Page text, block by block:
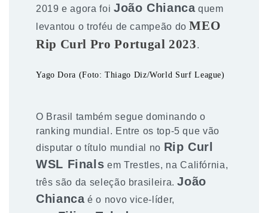
2019 e agora foi João Chiancaquem
levantou o troféu de campeão do MEO
Rip Curl Pro Portugal 2023.
Yago Dora (Foto: Thiago Diz/World Surf League)
O Brasil também segue dominando o
ranking mundial. Entre os top-5 que vão
disputar o título mundial no Rip Curl
WSL Finals em Trestles, na Califórnia,
três são da seleção brasileira.João
Chiancaé o novo vice-líder,